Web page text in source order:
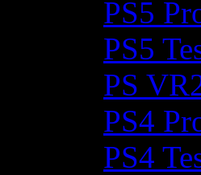
PS5
PS5
PS
PS4
PS4